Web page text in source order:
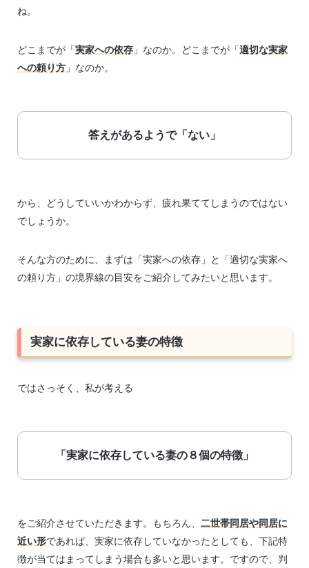
ね。
どこまでが「実家への依存 」なのか。どこまでが「適切な実家
への頼り方 」なのか。
答えがあるようで「ない」
から、どうしていいかわからず、疲れ果ててしまうのではない
でしょうか。
そんな方のために、まずは「実家への依存」と「適切な実家へ
の頼り方」の境界線の目安をご紹介してみたいと思います。
実家に依存している妻の特徴
ではさっそく、私が考える
「実家に依存している妻の８個の特徴」
をご紹介させていただきます。もちろん、 二世帯同居や同居に
近い形であれば、実家に依存していなかったとしても、下記特
徴が当てはまってしまう場合も多いと思います。ですので、判